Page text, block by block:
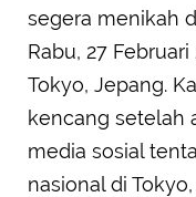
segera menikah
Rabu, 27
Tokyo, Jepang.
kencang setelah
media sosial
nasional di